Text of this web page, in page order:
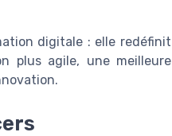
digitale : elle redéfinit
plus agile, une meilleure